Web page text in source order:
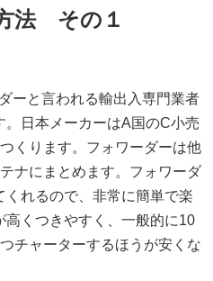
法 その１
ーと言われる輸出入専門業者
日本メーカーはA国のC小売
くります。フォワーダーは他
ナにまとめます。フォワーダ
れるので、非常に簡単で楽
高くつきやすく、一般的に10
チャーターするほうが安くな